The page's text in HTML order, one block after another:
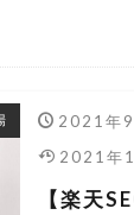
2021年
2021年
【楽天
売れるコツ
上